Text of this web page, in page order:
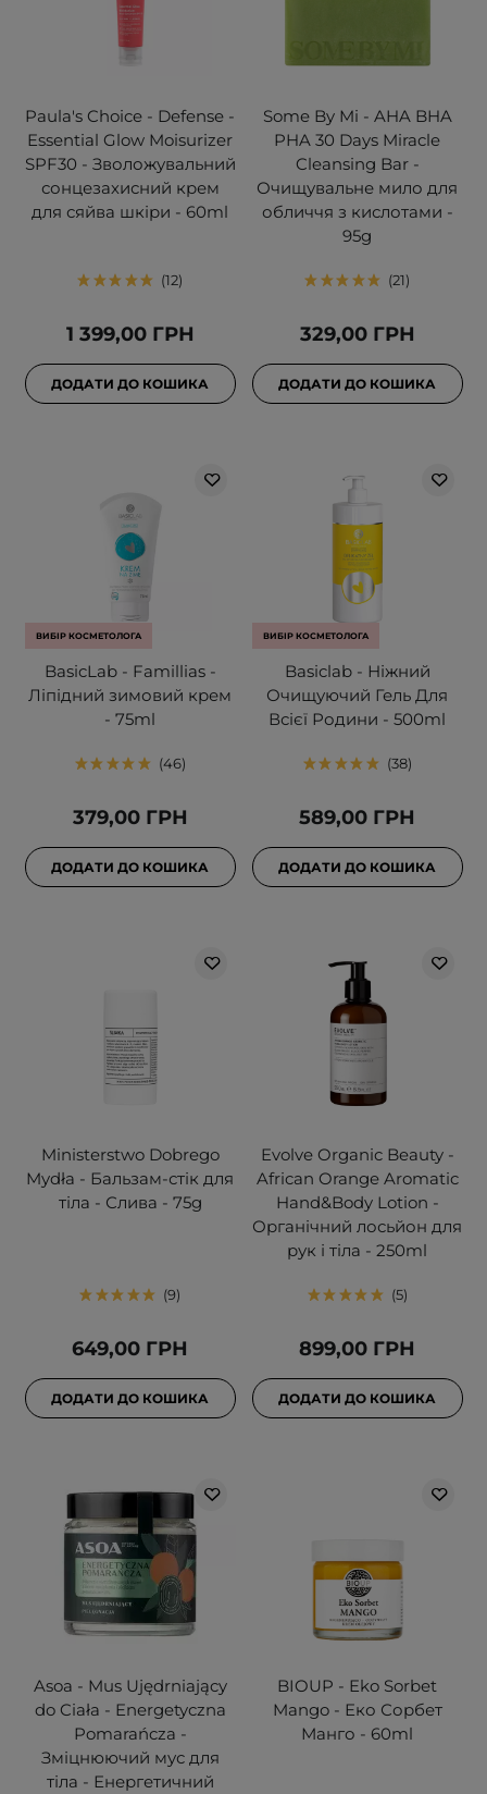
Paula's Choice - Defense -
Essential Glow Moisurizer
SPF30 - Зволожувальний
сонцезахисний крем
для сяйва шкіри - 60ml
12
1 399,00 ГРН
ДОДАТИ ДО КОШИКА
Some By Mi - AHA BHA
PHA 30 Days Miracle
Cleansing Bar -
Очищувальне мило для
обличчя з кислотами -
95g
21
329,00 ГРН
ДОДАТИ ДО КОШИКА
ВИБІР КОСМЕТОЛОГА
BasicLab - Famillias -
Ліпідний зимовий крем
- 75ml
46
379,00 ГРН
ДОДАТИ ДО КОШИКА
ВИБІР КОСМЕТОЛОГА
Basiclab - Ніжний
Очищуючий Гель Для
Всієї Родини - 500ml
38
589,00 ГРН
ДОДАТИ ДО КОШИКА
Ministerstwo Dobrego
Mydła - Бальзам-стік для
тіла - Слива - 75g
9
649,00 ГРН
ДОДАТИ ДО КОШИКА
Evolve Organic Beauty -
African Orange Aromatic
Hand&Body Lotion -
Органічний лосьйон для
рук і тіла - 250ml
5
899,00 ГРН
ДОДАТИ ДО КОШИКА
Asoa - Mus Ujędrniający
do Ciała - Energetyczna
Pomarańcza -
Зміцнюючий мус для
тіла - Енергетичний
BIOUP - Eko Sorbet
Mango - Еко Сорбет
Манго - 60ml